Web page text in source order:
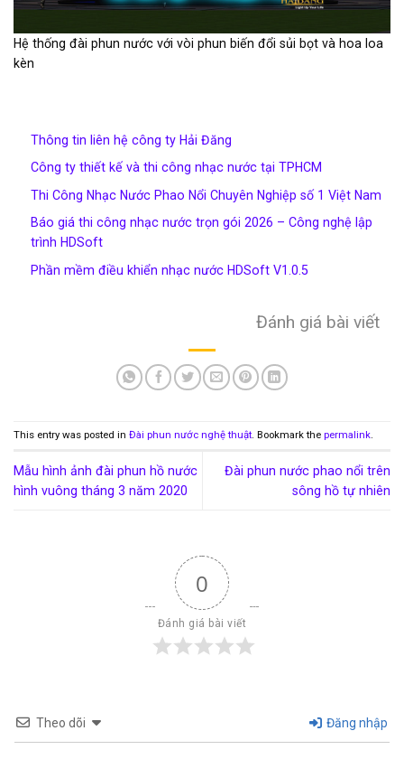
Hệ thống đài phun nước với vòi phun biến đổi sủi bọt và hoa loa
kèn
Thông tin liên hệ công ty Hải Đăng
Công ty thiết kế và thi công nhạc nước tại TPHCM
Thi Công Nhạc Nước Phao Nổi Chuyên Nghiệp số 1 Việt Nam
Báo giá thi công nhạc nước trọn gói 2026 – Công nghệ lập
trình HDSoft
Phần mềm điều khiển nhạc nước HDSoft V1.0.5
Đánh giá bài viết
This entry was posted in Đài phun nước nghệ thuật. Bookmark the permalink.
Mẫu hình ảnh đài phun hồ nước
hình vuông tháng 3 năm 2020
Đài phun nước phao nổi trên
sông hồ tự nhiên
0
Đánh giá bài viết
Theo dõi Đăng nhập